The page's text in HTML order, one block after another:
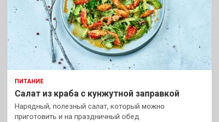
ПИТАНИЕ
Салат из краба с кунжутной заправкой
Нарядный, полезный салат, который можно
приготовить и на праздничный обед.